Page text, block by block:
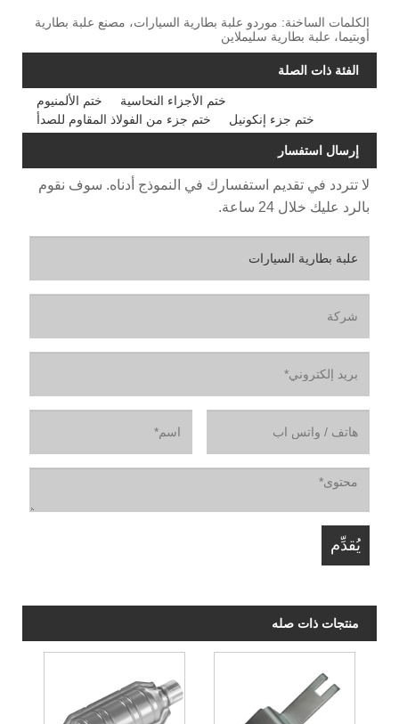
الكلمات الساخنة: موردو علبة بطارية السيارات، مصنع علبة بطارية
أوبتيما، علبة بطارية سليملاين
الفئة ذات الصلة
ختم الألمنيوم
ختم الأجزاء النحاسية
ختم جزء من الفولاذ المقاوم للصدأ
ختم جزء إنكونيل
إرسال استفسار
لا تتردد في تقديم استفسارك في النموذج أدناه. سوف نقوم
بالرد عليك خلال 24 ساعة.
منتجات ذات صله